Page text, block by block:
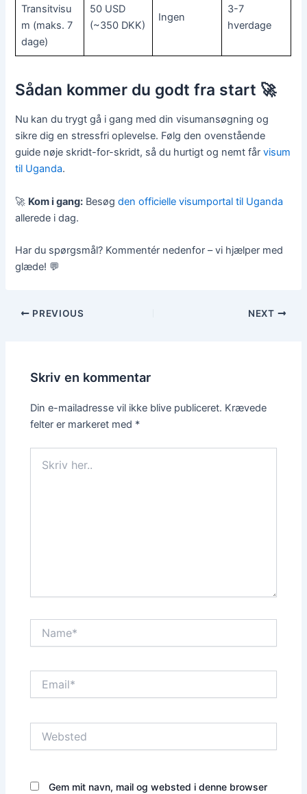
Transitvisu
m (maks. 7
dage)
50 USD
(~350 DKK)
Ingen
3-7
hverdage
Sådan kommer du godt fra start 🚀
Nu kan du trygt gå i gang med din visumansøgning og
sikre dig en stressfri oplevelse. Følg den ovenstående
guide nøje skridt-for-skridt, så du hurtigt og nemt fårvisum
til Uganda.
🚀 Kom i gang: Besøgden officielle visumportal til Uganda
allerede i dag.
Har du spørgsmål? Kommentér nedenfor – vi hjælper med
glæde! 💬
PREVIOUS NEXT
Skriv en kommentar
Din e-mailadresse vil ikke blive publiceret. Krævede
felter er markeret med *
her..
Gem mit navn, mail og websted i denne browser